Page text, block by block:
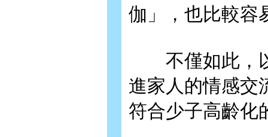
伽」，也比較容
不僅如此，以
進家人的情感交
符合少子高齡化